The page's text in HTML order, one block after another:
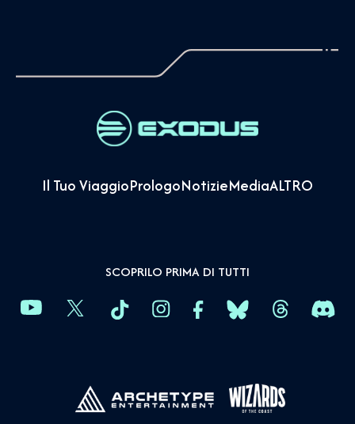
Il Tuo ViaggioPrologoNotizieMediaALTRO
SCOPRILO PRIMA DI TUTTI